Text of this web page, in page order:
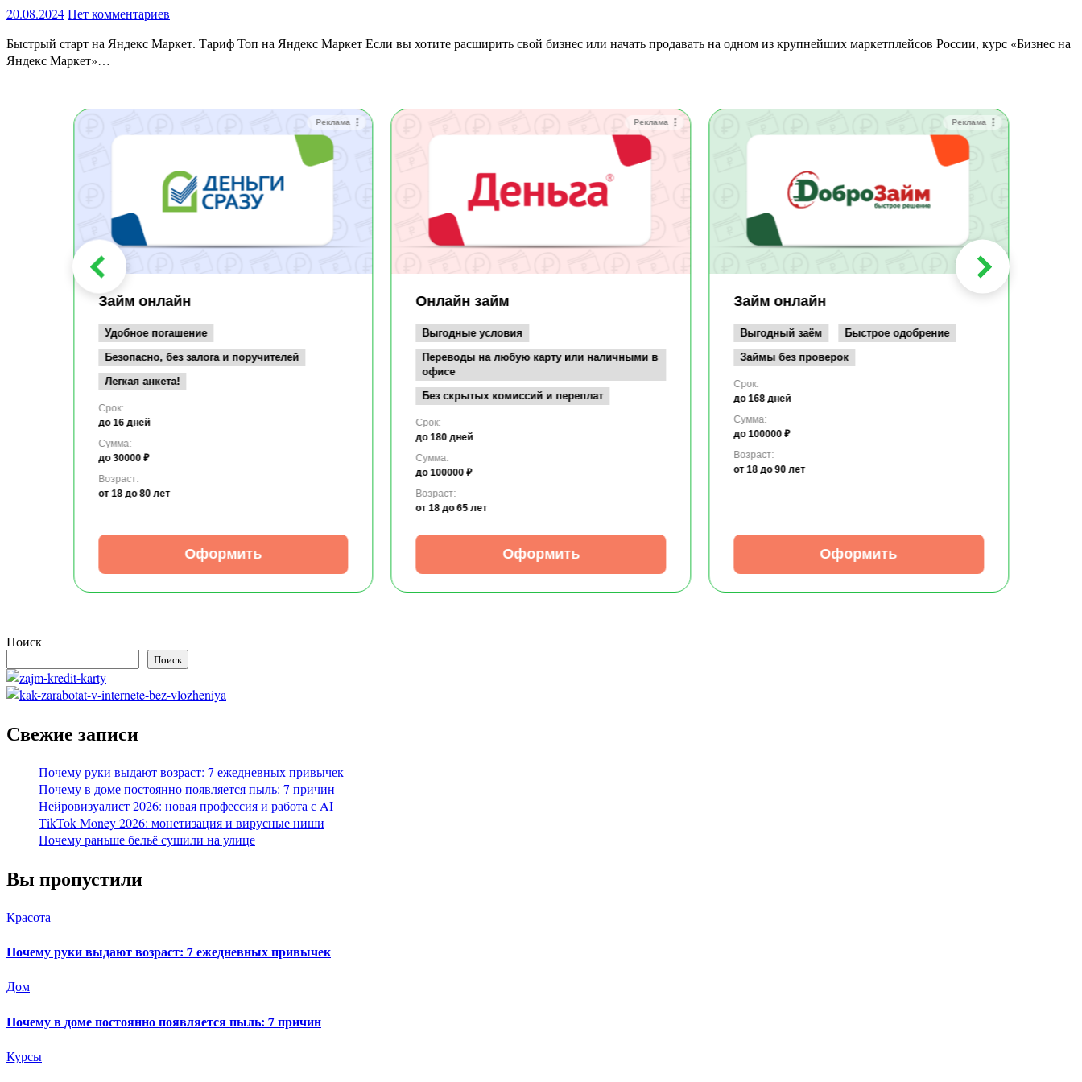
20.08.2024Нет комментариев
Быстрый старт на Яндекс Маркет. Тариф Топ на Яндекс Маркет Если вы хотите расширить свой бизнес или начать продавать на одном из крупнейших маркетплейсов России, курс «Бизнес на
Яндекс Маркет»…
Реклама
Займ онлайн
Удобное погашение
Безопасно, без залога и поручителей
Легкая анкета!
Срок:
до 16 дней
Сумма:
до 30000 ₽
Возраст:
от 18 до 80 лет
Оформить
Реклама
Онлайн займ
Выгодные условия
Переводы на любую карту или наличными в
офисе
Без скрытых комиссий и переплат
Срок:
до 180 дней
Сумма:
до 100000 ₽
Возраст:
от 18 до 65 лет
Оформить
Реклама
Займ онлайн
Выгодный заём
Быстрое одобрение
Займы без проверок
Срок:
до 168 дней
Сумма:
до 100000 ₽
Возраст:
от 18 до 90 лет
Оформить
Поиск
Поиск
Свежие записи
Почему руки выдают возраст: 7 ежедневных привычек
Почему в доме постоянно появляется пыль: 7 причин
Нейровизуалист 2026: новая профессия и работа с AI
TikTok Money 2026: монетизация и вирусные ниши
Почему раньше бельё сушили на улице
Вы пропустили
Красота
Почему руки выдают возраст: 7 ежедневных привычек
Дом
Почему в доме постоянно появляется пыль: 7 причин
Курсы